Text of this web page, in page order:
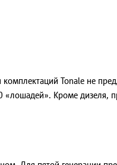
Tonale не
Кроме дизеля,